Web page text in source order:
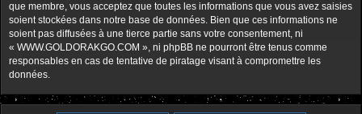
que membre, vous acceptez que toutes les informations que vous avez saisies
soient stockées dans notre base de données. Bien que ces informations ne
soient pas diffusées à une tierce partie sans votre consentement, ni
« WWW.GOLDORAKGO.COM », ni phpBB ne pourront être tenus comme
responsables en cas de tentative de piratage visant à compromettre les
données.